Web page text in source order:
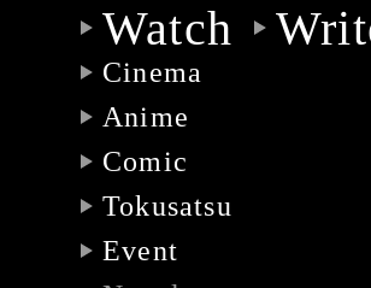
Watch
Cinema
Anime
Comic
Tokusatsu
Event